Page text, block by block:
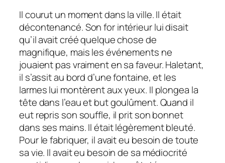
Il courut un moment dans la ville. Il était
décontenancé. Son for intérieur lui disait
qu’il avait créé quelque chose de
magnifique, mais les événements ne
jouaient pas vraiment en sa faveur. Haletant,
il s’assit au bord d’une fontaine, et les
larmes lui montèrent aux yeux. Il plongea la
tête dans l’eau et but goulûment. Quand il
eut repris son souffle, il prit son bonnet
dans ses mains. Il était légèrement bleuté.
Pour le fabriquer, il avait eu besoin de toute
sa vie. Il avait eu besoin de sa médiocrité